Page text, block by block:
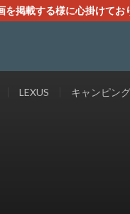
掲載する様に心掛けて
LEXUS キャンピン